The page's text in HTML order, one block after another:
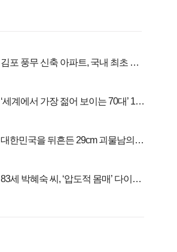
김포 풍무 신축 아파트, 국내 최초 반
‘세계에서 가장 젊어 보이는 70대’ 1위
대한민국을 뒤흔든 29cm 괴물남의
83세 박혜숙 씨, ‘압도적 몸매’ 다이어